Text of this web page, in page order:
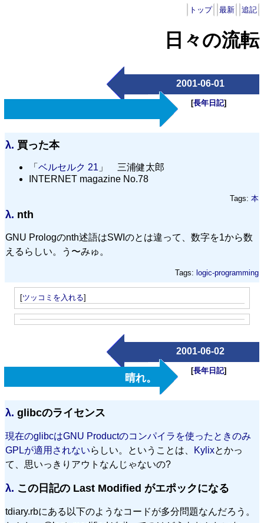
トップ 最新 追記
日々の流転
2001-06-01
[長年日記]
λ. 買った本
「 ベルセルク 21 」 三浦健太郎
INTERNET magazine No.78
Tags: 本
λ. nth
GNU Prologのnth述語はSWIのとは違って、数字を1から数
えるらしい。う〜みゅ。
Tags: logic-programming
[ツッコミを入れる]
2001-06-02
晴れ。
[長年日記]
λ. glibcのライセンス
現在のglibcはGNU Productのコンパイラを使ったときのみ
GPLが適用されないらしい。ということは、 Kylixとかっ
て、思いっきりアウトなんじゃないの?
λ. この日記の Last Modified がエポックになる
tdiary.rbにある以下のようなコードが多分問題なんだろう。